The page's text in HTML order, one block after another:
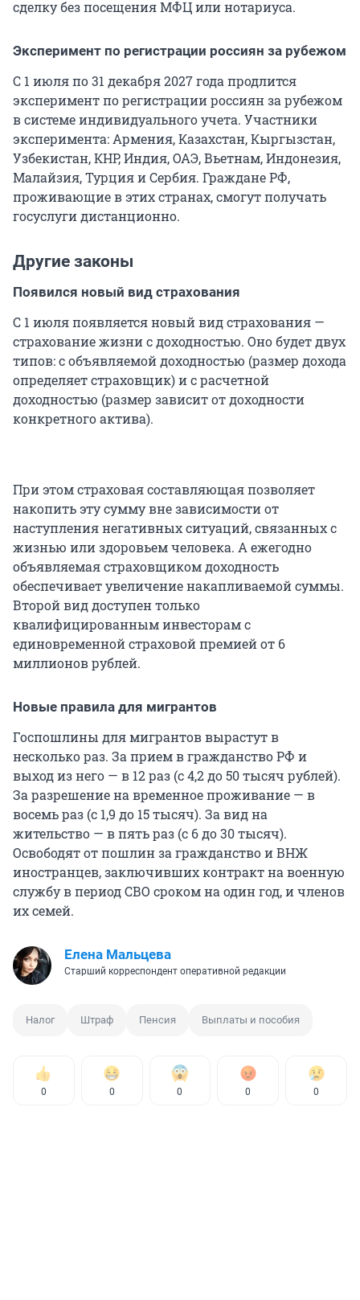
сделку без посещения МФЦ или нотариуса.
Эксперимент по регистрации россиян за рубежом
С 1 июля по 31 декабря 2027 года продлится
эксперимент по регистрации россиян за рубежом
в системе индивидуального учета. Участники
эксперимента: Армения, Казахстан, Кыргызстан,
Узбекистан, КНР, Индия, ОАЭ, Вьетнам, Индонезия,
Малайзия, Турция и Сербия. Граждане РФ,
проживающие в этих странах, смогут получать
госуслуги дистанционно.
Другие законы
Появился новый вид страхования
С 1 июля появляется новый вид страхования —
страхование жизни с доходностью. Оно будет двух
типов: с объявляемой доходностью (размер дохода
определяет страховщик) и с расчетной
доходностью (размер зависит от доходности
конкретного актива).
При этом страховая составляющая позволяет
накопить эту сумму вне зависимости от
наступления негативных ситуаций, связанных с
жизнью или здоровьем человека. А ежегодно
объявляемая страховщиком доходность
обеспечивает увеличение накапливаемой суммы.
Второй вид доступен только
квалифицированным инвесторам с
единовременной страховой премией от 6
миллионов рублей.
Новые правила для мигрантов
Госпошлины для мигрантов вырастут в
несколько раз. За прием в гражданство РФ и
выход из него — в 12 раз (с 4,2 до 50 тысяч рублей).
За разрешение на временное проживание — в
восемь раз (с 1,9 до 15 тысяч). За вид на
жительство — в пять раз (с 6 до 30 тысяч).
Освободят от пошлин за гражданство и ВНЖ
иностранцев, заключивших контракт на военную
службу в период СВО сроком на один год, и членов
их семей.
Елена Мальцева
Старший корреспондент оперативной редакции
Налог Штраф Пенсия Выплаты и пособия
0 0 0 0 0